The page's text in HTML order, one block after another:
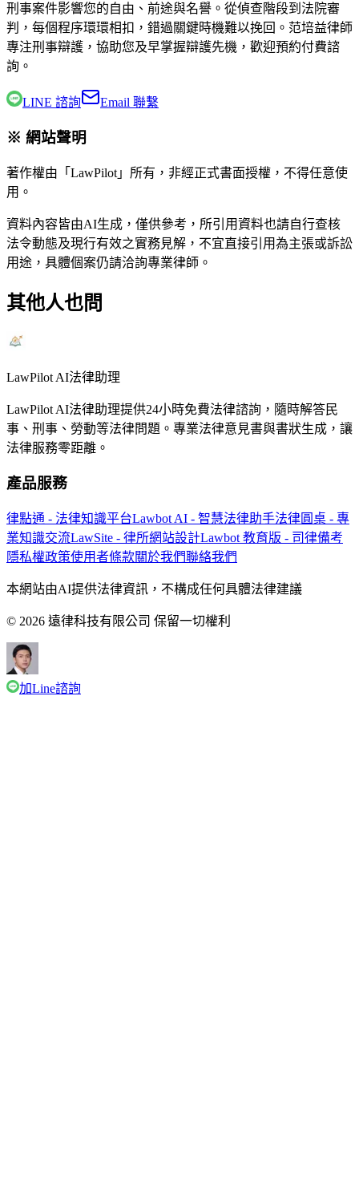
刑事案件影響您的自由、前途與名譽。從偵查階段到法院審
判，每個程序環環相扣，錯過關鍵時機難以挽回。 范培益律師
專注刑事辯護，協助您及早掌握辯護先機，歡迎預約付費諮
詢。
LINE 諮詢 Email 聯繫
※ 網站聲明
著作權由「LawPilot」所有，非經正式書面授權，不得任意使
用。
資料內容皆由AI生成，僅供參考，所引用資料也請自行查核
法令動態及現行有效之實務見解，不宜直接引用為主張或訴訟
用途，具體個案仍請洽詢專業律師。
其他人也問
LawPilot AI法律助理
LawPilot AI法律助理提供24小時免費法律諮詢，隨時解答民
事、刑事、勞動等法律問題。專業法律意見書與書狀生成，讓
法律服務零距離。
產品服務
律點通 - 法律知識平台Lawbot AI - 智慧法律助手法律圓桌 - 專
業知識交流LawSite - 律所網站設計Lawbot 教育版 - 司律備考
隱私權政策使用者條款關於我們聯絡我們
本網站由AI提供法律資訊，不構成任何具體法律建議
© 2026 遠律科技有限公司 保留一切權利
加Line諮詢